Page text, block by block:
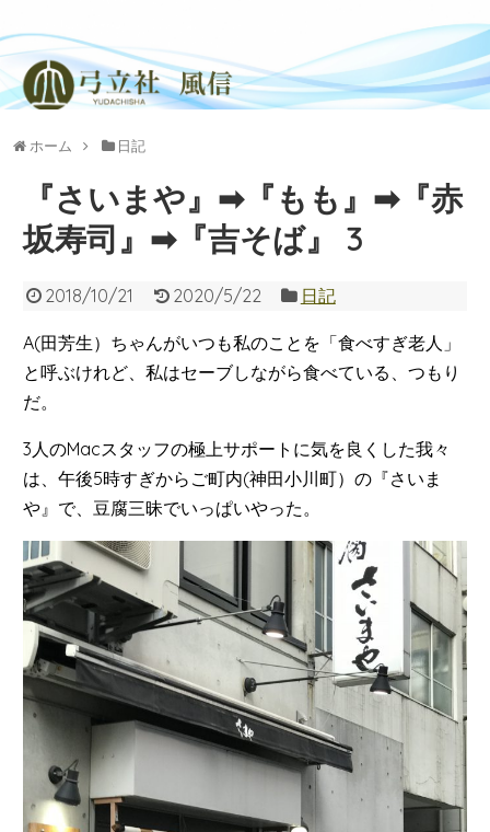
ホーム 日記
『さいまや』➡︎『もも』➡︎『赤
坂寿司』➡︎『吉そば』 3
2018/10/21 2020/5/22 日記
A(田芳生）ちゃんがいつも私のことを「食べすぎ老人」
と呼ぶけれど、私はセーブしながら食べている、つもり
だ。
3人のMacスタッフの極上サポートに気を良くした我々
は、午後5時すぎからご町内(神田小川町）の『さいま
や』で、豆腐三昧でいっぱいやった。